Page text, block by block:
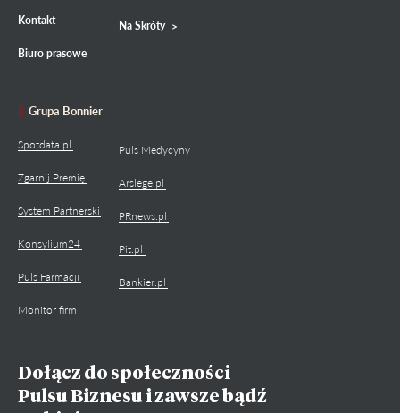
Kontakt
Biuro prasowe
Na Skróty
Grupa Bonnier
Spotdata.pl
Zgarnij Premię
System Partnerski
Konsylium24
Puls Farmacji
Monitor firm
Puls Medycyny
Arslege.pl
PRnews.pl
Pit.pl
Bankier.pl
Dołącz do społeczności
Pulsu Biznesu i zawsze bądź